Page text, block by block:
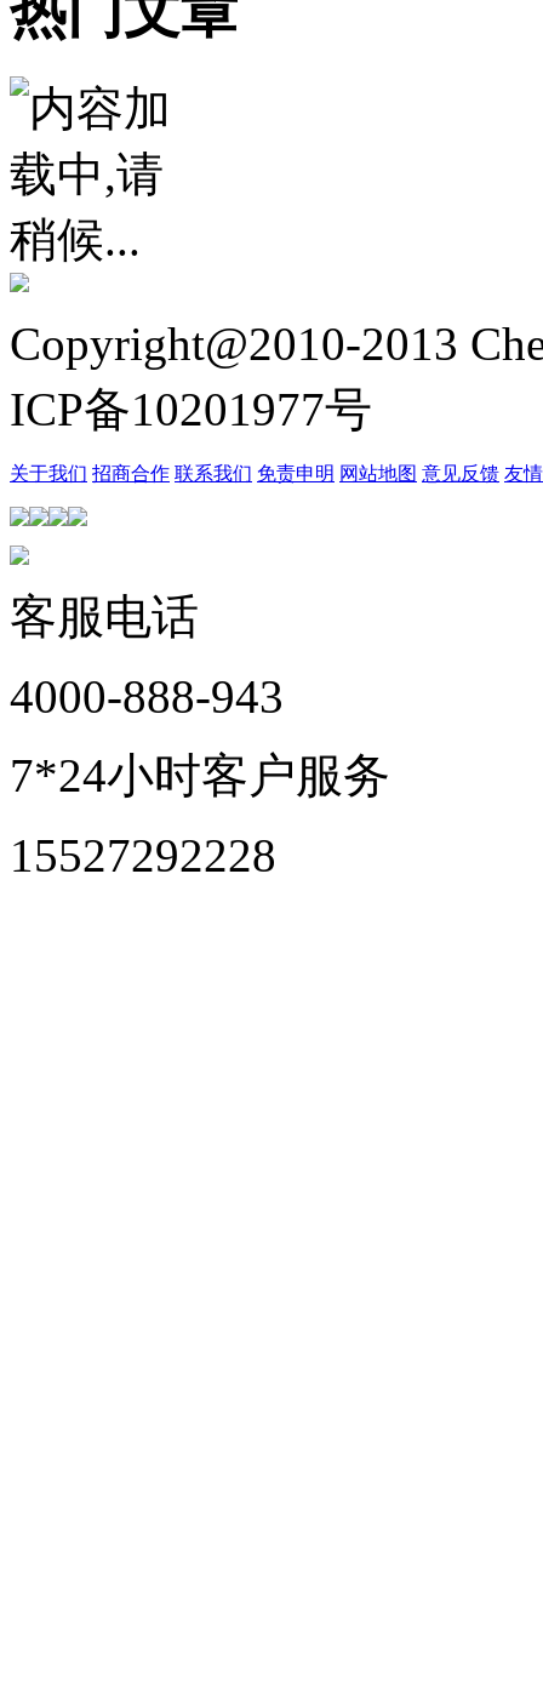
Copyright@2010-2013
ICP备10201977号
关于我们 招商合作 联系我们 免责申明 网站地图 意见反馈 友
客服电话
4000-888-943
7*24小时客户服务
15527292228